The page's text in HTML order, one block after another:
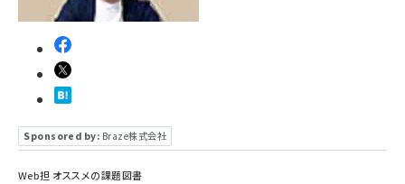
Sponsored by: Braze株式会社
Web担 オススメの課題図書